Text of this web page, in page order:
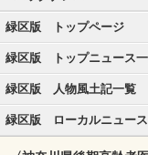
緑区版 トップページ
緑区版 トップニュース
緑区版 人物風土記一覧
緑区版 ローカルニュー